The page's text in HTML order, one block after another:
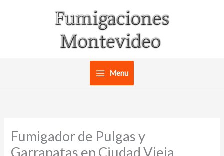
Menu
Fumigador de Pulgas y
Garrapatas en Ciudad Vieja